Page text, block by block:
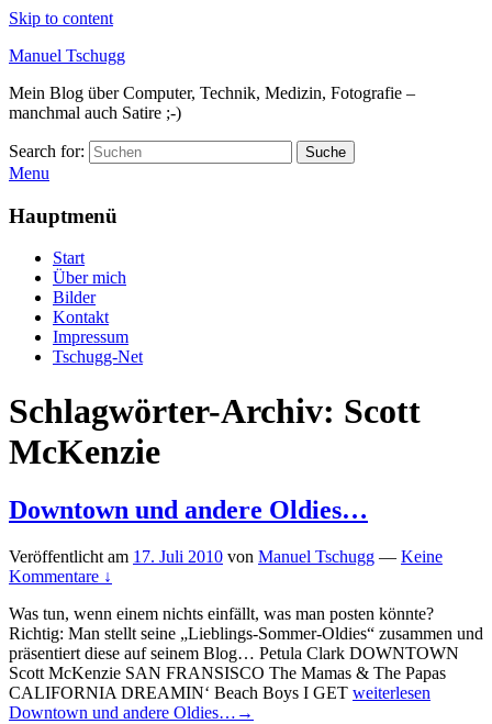
Skip to content
Manuel Tschugg
Mein Blog über Computer, Technik, Medizin, Fotografie –
manchmal auch Satire ;-)
Search for: Suche
Menu
Hauptmenü
Start
Über mich
Bilder
Kontakt
Impressum
Tschugg-Net
Schlagwörter-Archiv: Scott
McKenzie
Downtown und andere Oldies…
Veröffentlicht am 17. Juli 2010 von Manuel Tschugg — Keine
Kommentare ↓
Was tun, wenn einem nichts einfällt, was man posten könnte?
Richtig: Man stellt seine „Lieblings-Sommer-Oldies“ zusammen und
präsentiert diese auf seinem Blog… Petula Clark DOWNTOWN
Scott McKenzie SAN FRANSISCO The Mamas & The Papas
CALIFORNIA DREAMIN‘ Beach Boys I GET weiterlesen
Downtown und andere Oldies… →